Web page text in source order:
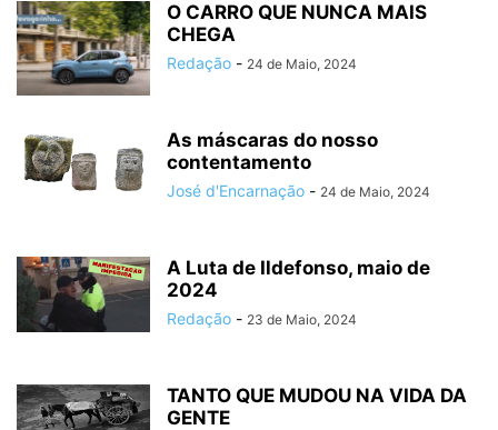
O CARRO QUE NUNCA MAIS
CHEGA
Redação - 24 de Maio, 2024
As máscaras do nosso
contentamento
José d'Encarnação - 24 de Maio, 2024
A Luta de Ildefonso, maio de
2024
Redação - 23 de Maio, 2024
TANTO QUE MUDOU NA VIDA DA
GENTE